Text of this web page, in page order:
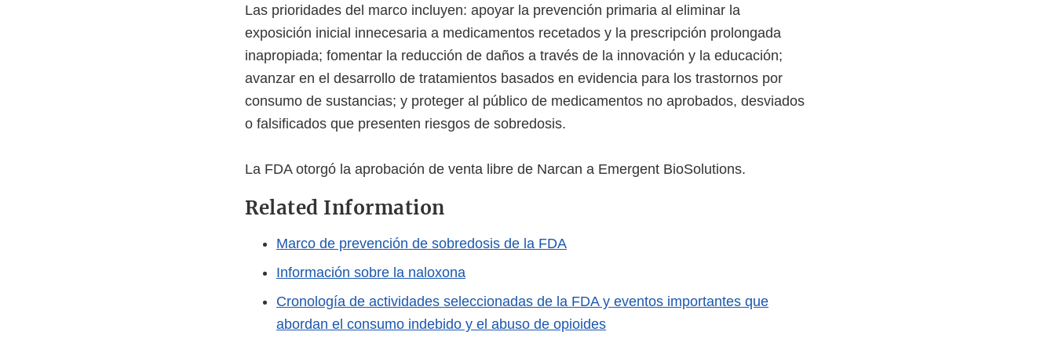
Las prioridades del marco incluyen: apoyar la prevención primaria al eliminar la
exposición inicial innecesaria a medicamentos recetados y la prescripción prolongada
inapropiada; fomentar la reducción de daños a través de la innovación y la educación;
avanzar en el desarrollo de tratamientos basados en evidencia para los trastornos por
consumo de sustancias; y proteger al público de medicamentos no aprobados, desviados
o falsificados que presenten riesgos de sobredosis.
La FDA otorgó la aprobación de venta libre de Narcan a Emergent BioSolutions.
Related Information
Marco de prevención de sobredosis de la FDA
Información sobre la naloxona
Cronología de actividades seleccionadas de la FDA y eventos importantes que
abordan el consumo indebido y el abuso de opioides